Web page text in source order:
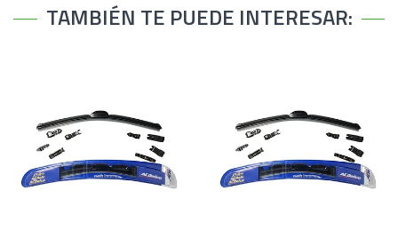
TAMBIÉN TE PUEDE INTERESAR: